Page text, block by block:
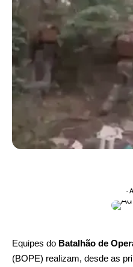
-
Equipes do Batalhão de
(BOPE) realizam, desde as